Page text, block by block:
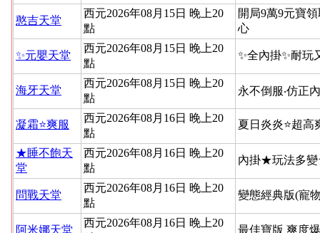
憨吉天堂
西元2026年08月15日 晚上20
點
開局9萬9元寶
心
✨元嬰天堂
西元2026年08月15日 晚上20
點
✨全內掛✨耐玩
海牙天堂
西元2026年08月15日 晚上20
點
永不倒服‧仿正
凝霜⭐爽服
西元2026年08月16日 晚上20
點
夏日炎炎⭐超高
★睡不飽天
堂
西元2026年08月16日 晚上20
點
內掛★玩法多
問戰天堂
西元2026年08月16日 晚上20
點
變態經典版(寵
阿米娜天堂
西元2026年08月16日 晚上20
最佳寶版 爽度